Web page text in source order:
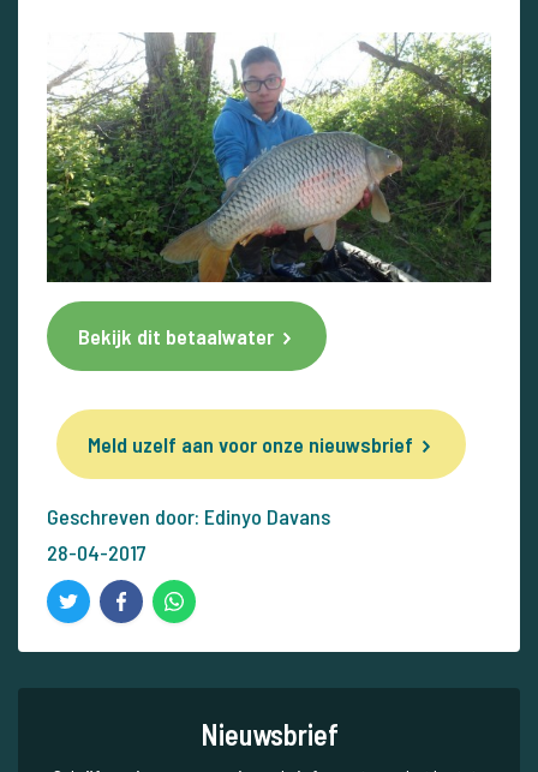
Bekijk dit betaalwater
Meld uzelf aan voor onze nieuwsbrief
Geschreven door: Edinyo Davans
28-04-2017
Nieuwsbrief